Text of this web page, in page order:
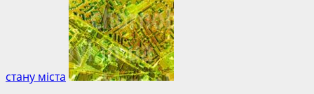
стану міста